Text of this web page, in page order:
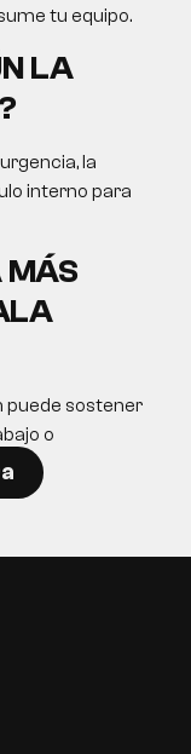
tu equipo.
LA
la
interno para
MÁS
puede sostener
o